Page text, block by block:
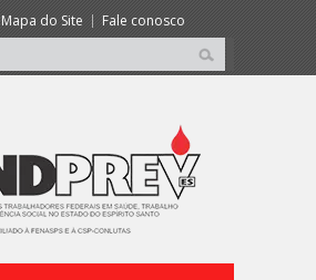
Mapa do Site Fale conosco